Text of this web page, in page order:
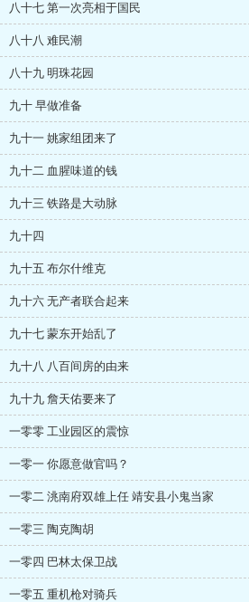
八十七 第一次亮相于国民
八十八 难民潮
八十九 明珠花园
九十 早做准备
九十一 姚家组团来了
九十二 血腥味道的钱
九十三 铁路是大动脉
九十四
九十五 布尔什维克
九十六 无产者联合起来
九十七 蒙东开始乱了
九十八 八百间房的由来
九十九 詹天佑要来了
一零零 工业园区的震惊
一零一 你愿意做官吗？
一零二 洮南府双雄上任 靖安县小鬼当家
一零三 陶克陶胡
一零四 巴林太保卫战
一零五 重机枪对骑兵